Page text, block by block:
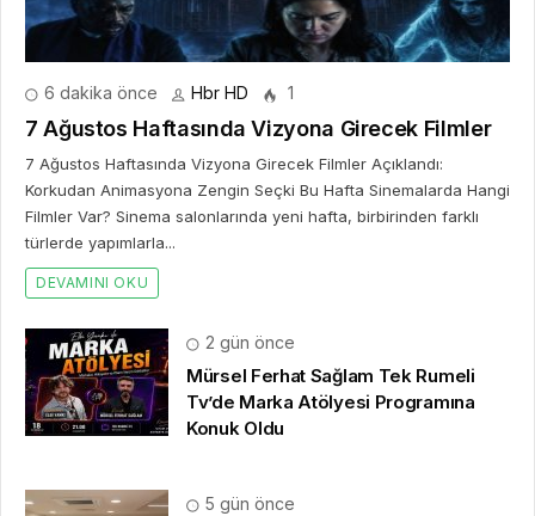
6 dakika önce Hbr HD 1
7 Ağustos Haftasında Vizyona Girecek Filmler
7 Ağustos Haftasında Vizyona Girecek Filmler Açıklandı:
Korkudan Animasyona Zengin Seçki Bu Hafta Sinemalarda Hangi
Filmler Var? Sinema salonlarında yeni hafta, birbirinden farklı
türlerde yapımlarla...
DEVAMINI OKU
2 gün önce
Mürsel Ferhat Sağlam Tek Rumeli
Tv’de Marka Atölyesi Programına
Konuk Oldu
5 gün önce